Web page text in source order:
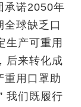
承诺2050年
球缺乏口
生产可重用
后来转化成
重用口罩助
我们既履行